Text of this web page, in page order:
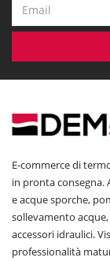
E-commerce di
in pronta consegna.
e acque sporche,
sollevamento
accessori idraulici.
professionalità